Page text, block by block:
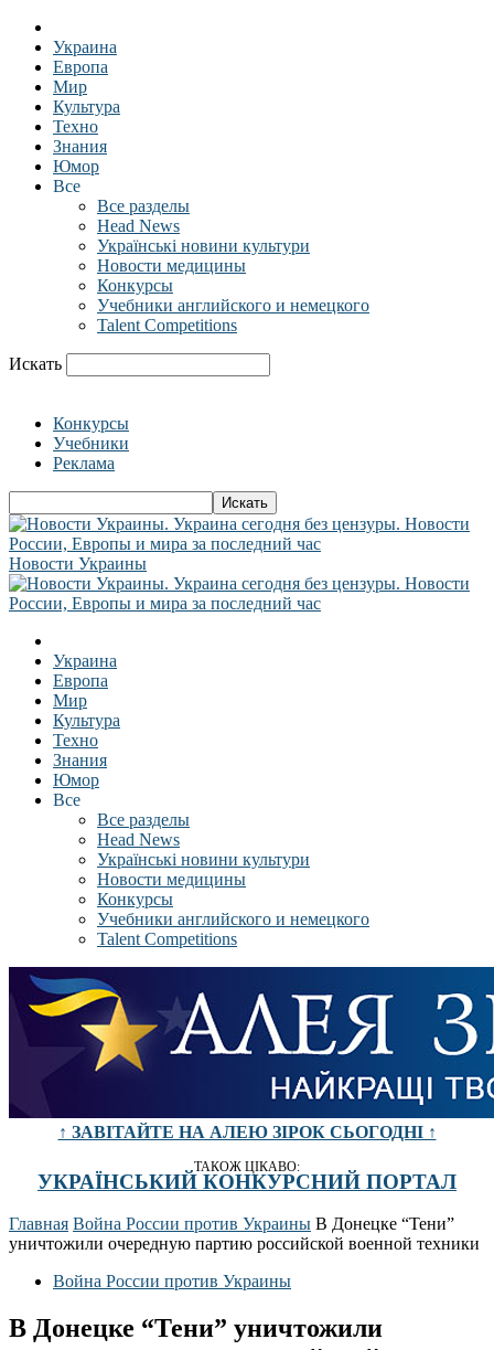
Украина
Европа
Мир
Культура
Техно
Знания
Юмор
Все
Все разделы
Head News
Українські новини культури
Новости медицины
Конкурсы
Учебники английского и немецкого
Talent Competitions
Искать
Конкурсы
Учебники
Реклама
Новости Украины
Украина
Европа
Мир
Культура
Техно
Знания
Юмор
Все
Все разделы
Head News
Українські новини культури
Новости медицины
Конкурсы
Учебники английского и немецкого
Talent Competitions
↑ ЗАВІТАЙТЕ НА АЛЕЮ ЗІРОК СЬОГОДНІ ↑
ТАКОЖ ЦІКАВО:
УКРАЇНСЬКИЙ КОНКУРСНИЙ ПОРТАЛ
Главная Война России против Украины В Донецке “Тени”
уничтожили очередную партию российской военной техники
Война России против Украины
В Донецке “Тени” уничтожили